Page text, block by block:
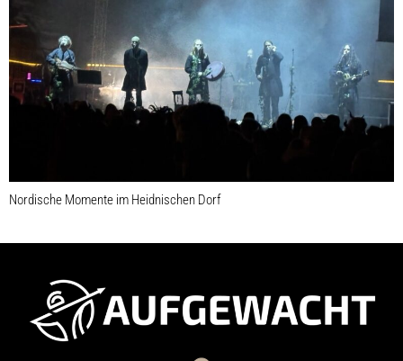
Nordische Momente im Heidnischen Dorf